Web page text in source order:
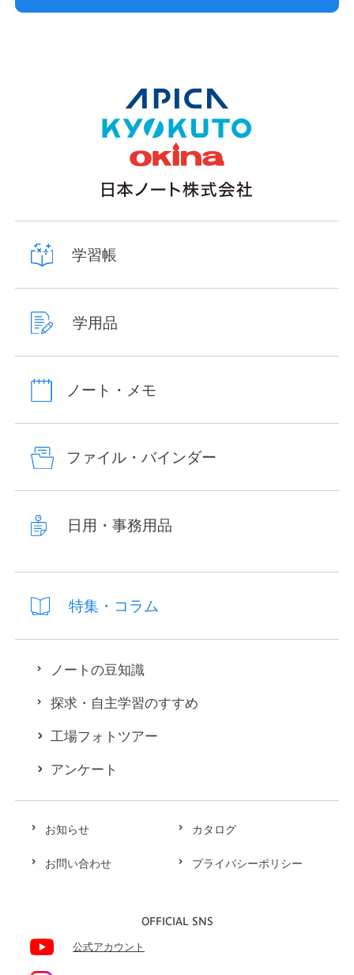
お知らせ カタログ
お問い合わせ プライバシーポリシー
OFFICIAL SNS
公式アカウント
学習帳
学用品
ノート・メモ
ファイル・バインダー
日用・事務用品
特集・コラム
ノートの豆知識
探求・自主学習のすすめ
工場フォトツアー
アンケート